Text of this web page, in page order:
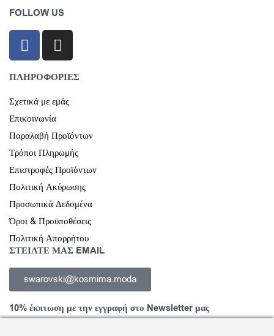
FOLLOW US
ΠΛΗΡΟΦΟΡΙΕΣ
Σχετικά με εμάς
Επικοινωνία
Παραλαβή Προϊόντων
Τρόποι Πληρωμής
Επιστροφές Προϊόντων
Πολιτική Ακύρωσης
Προσωπικά Δεδομένα
Όροι & Προϋποθέσεις
Πολιτική Απορρήτου
ΣΤΕΙΛΤΕ ΜΑΣ EMAIL
swarovski@kosmima.moda
10% έκπτωση με την εγγραφή στο Newsletter μας